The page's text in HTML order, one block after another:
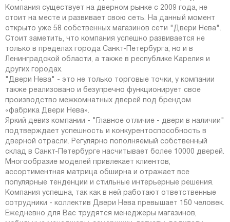
Компания существует на дверном рынке с 2009 года, не
стоит на месте и развивает свою сеть. На данный момент
открыто уже 58 собственных магазинов сети "Двери Нева".
Стоит заметить, что компания успешно развивается не
только в пределах города Санкт-Петербурга, но и в
Ленинградской области, а также в республике Карелия и
других городах.
"Двери Нева" - это не только торговые точки, у компании
также реализовано и безупречно функционирует свое
производство межкомнатных дверей под брендом
«фабрика Двери Нева».
Яркий девиз компании - "Главное отличие - двери в наличии"
подтверждает успешность и конкурентоспособность в
дверной отрасли. Регулярно пополняемый собственный
склад в Санкт-Петербурге насчитывает более 10000 дверей.
Многообразие моделей привлекает клиентов,
ассортиментная матрица обширна и отражает все
популярные тенденции и стильные интерьерные решения.
Компания успешна, так как в ней работают ответственные
сотрудники - коллектив Двери Нева превышает 150 человек.
Ежедневно для Вас трудятся менеджеры магазинов,